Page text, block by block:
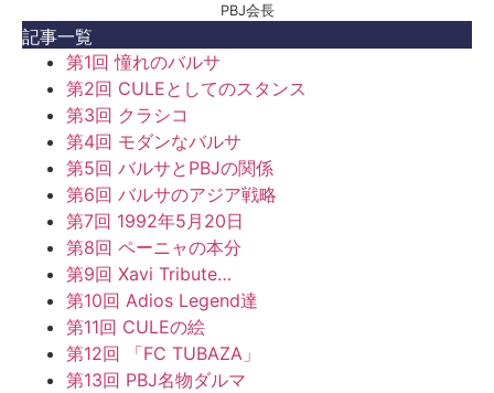
PBJ会長
記事一覧
第1回 憧れのバルサ
第2回 CULEとしてのスタンス
第3回 クラシコ
第4回 モダンなバルサ
第5回 バルサとPBJの関係
第6回 バルサのアジア戦略
第7回 1992年5月20日
第8回 ペーニャの本分
第9回 Xavi Tribute…
第10回 Adios Legend達
第11回 CULEの絵
第12回 「FC TUBAZA」
第13回 PBJ名物ダルマ